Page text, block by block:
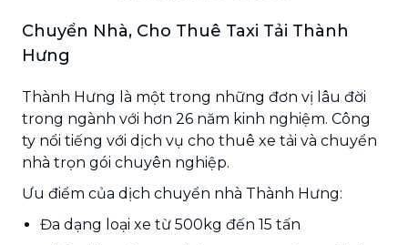
Chuyển Nhà, Cho Thuê Taxi Tải Thành
Hưng
Thành Hưng là một trong những đơn vị lâu đời
trong ngành với hơn 26 năm kinh nghiệm. Công
ty nổi tiếng với dịch vụ cho thuê xe tải và chuyển
nhà trọn gói chuyên nghiệp.
Ưu điểm của dịch chuyển nhà Thành Hưng:
Đa dạng loại xe từ 500kg đến 15 tấn